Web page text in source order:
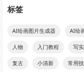
标签
AI绘画图片生成器 AI绘
人物 入门教程 写实
复古 小清新 常用